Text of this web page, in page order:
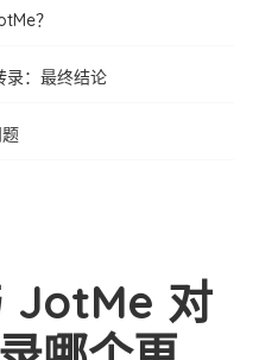
？
：最终结论
JotMe 对